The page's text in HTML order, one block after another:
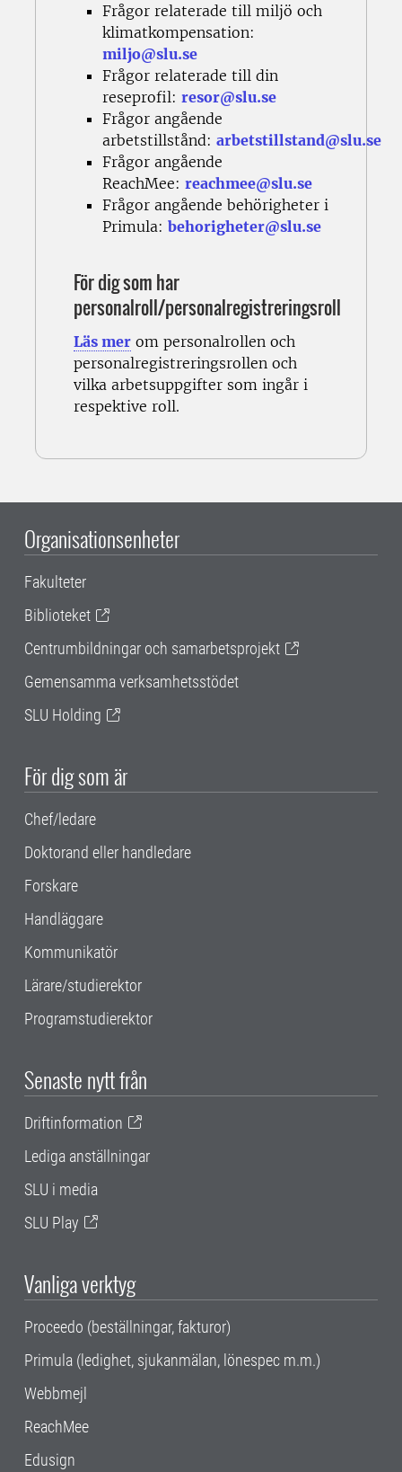
Frågor relaterade till miljö och
klimatkompensation:
miljo@slu.se
Frågor relaterade till din
reseprofil: resor@slu.se
Frågor angående
arbetstillstånd: arbetstillstand@slu.se
Frågor angående
ReachMee: reachmee@slu.se
Frågor angående behörigheter i
Primula: behorigheter@slu.se
För dig som har
personalroll/personalregistreringsroll
Läs mer om personalrollen och
personalregistreringsrollen och
vilka arbetsuppgifter som ingår i
respektive roll.
Organisationsenheter
Fakulteter
Biblioteket
Centrumbildningar och samarbetsprojekt
Gemensamma verksamhetsstödet
SLU Holding
För dig som är
Chef/ledare
Doktorand eller handledare
Forskare
Handläggare
Kommunikatör
Lärare/studierektor
Programstudierektor
Senaste nytt från
Driftinformation
Lediga anställningar
SLU i media
SLU Play
Vanliga verktyg
Proceedo (beställningar, fakturor)
Primula (ledighet, sjukanmälan, lönespec m.m.)
Webbmejl
ReachMee
Edusign